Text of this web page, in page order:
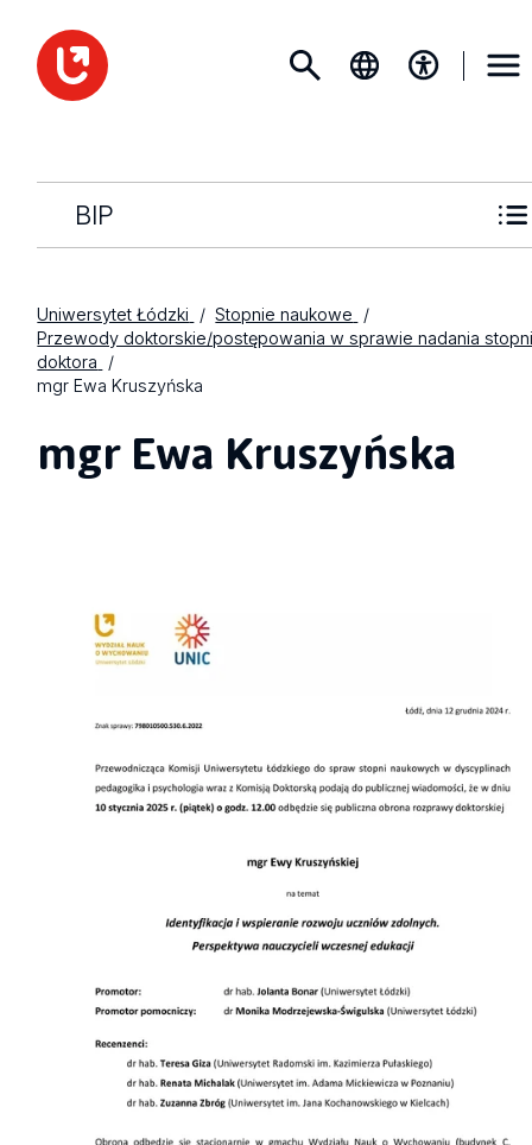
BIP
Uniwersytet Łódzki
Stopnie naukowe
Przewody doktorskie/postępowania w sprawie nadania
doktora
mgr Ewa Kruszyńska
mgr Ewa Kruszyńska